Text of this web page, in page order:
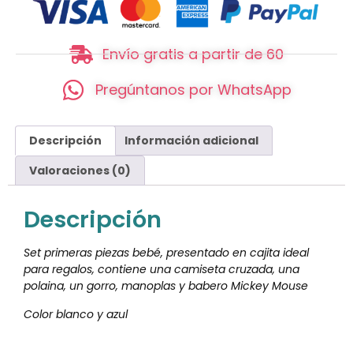
Envío gratis a partir de 60
Pregúntanos por WhatsApp
Descripción
Información adicional
Valoraciones (0)
Descripción
Set primeras piezas bebé, presentado en cajita ideal
para regalos, contiene una camiseta cruzada, una
polaina, un gorro, manoplas y babero Mickey Mouse
Color blanco y azul